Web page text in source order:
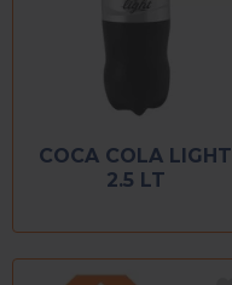
COCA COLA LIGHT
2.5 LT